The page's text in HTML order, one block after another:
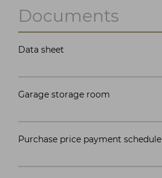
Documents
Data sheet
Garage storage room
Purchase price payment schedule